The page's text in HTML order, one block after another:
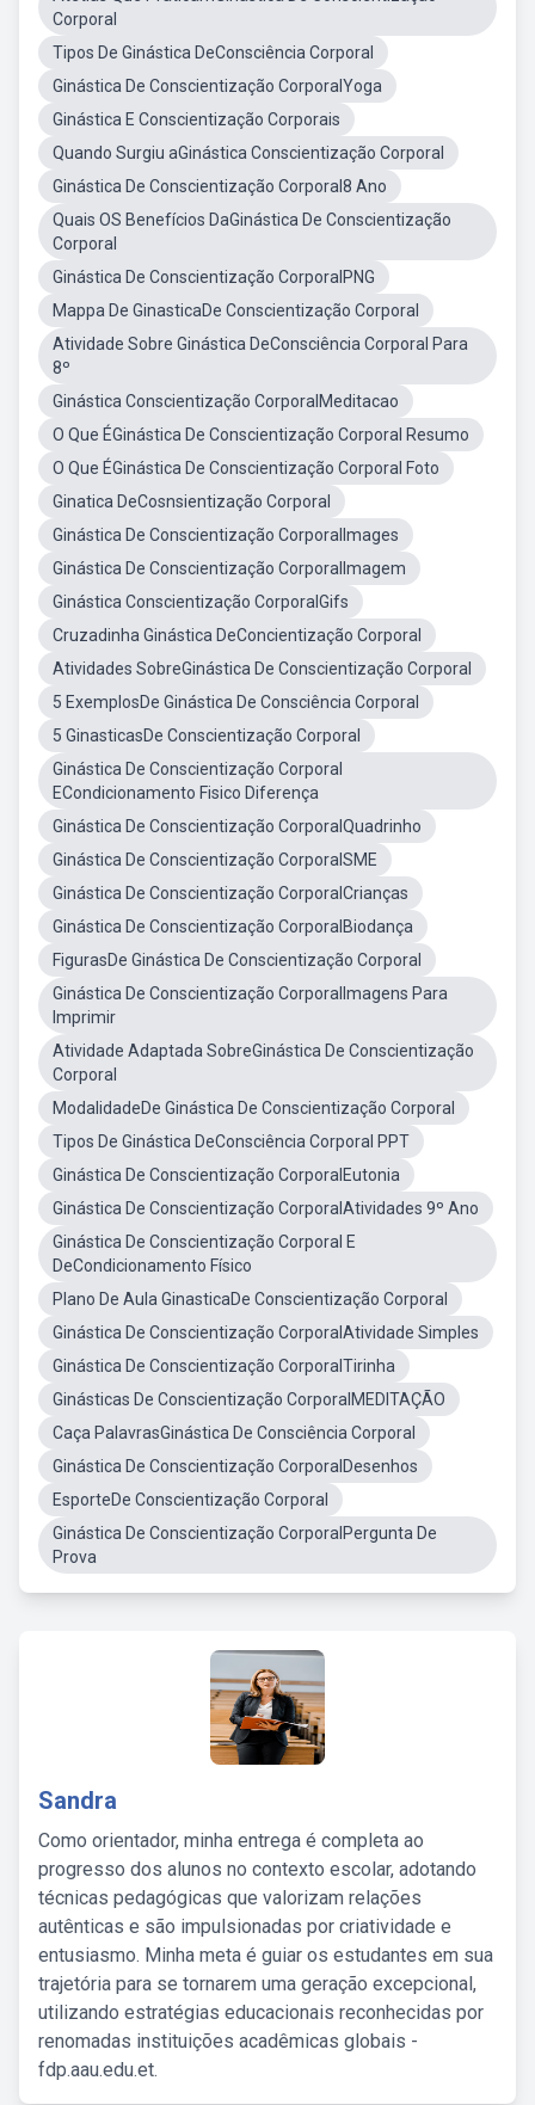
Corporal
Tipos De Ginástica DeConsciência Corporal
Ginástica De Conscientização CorporalYoga
Ginástica E Conscientização Corporais
Quando Surgiu aGinástica Conscientização Corporal
Ginástica De Conscientização Corporal8 Ano
Quais OS Benefícios DaGinástica De Conscientização
Corporal
Ginástica De Conscientização CorporalPNG
Mappa De GinasticaDe Conscientização Corporal
Atividade Sobre Ginástica DeConsciência Corporal Para
8º
Ginástica Conscientização CorporalMeditacao
O Que ÉGinástica De Conscientização Corporal Resumo
O Que ÉGinástica De Conscientização Corporal Foto
Ginatica DeCosnsientização Corporal
Ginástica De Conscientização CorporalImages
Ginástica De Conscientização CorporalImagem
Ginástica Conscientização CorporalGifs
Cruzadinha Ginástica DeConcientização Corporal
Atividades SobreGinástica De Conscientização Corporal
5 ExemplosDe Ginástica De Consciência Corporal
5 GinasticasDe Conscientização Corporal
Ginástica De Conscientização Corporal
ECondicionamento Fisico Diferença
Ginástica De Conscientização CorporalQuadrinho
Ginástica De Conscientização CorporalSME
Ginástica De Conscientização CorporalCrianças
Ginástica De Conscientização CorporalBiodança
FigurasDe Ginástica De Conscientização Corporal
Ginástica De Conscientização CorporalImagens Para
Imprimir
Atividade Adaptada SobreGinástica De Conscientização
Corporal
ModalidadeDe Ginástica De Conscientização Corporal
Tipos De Ginástica DeConsciência Corporal PPT
Ginástica De Conscientização CorporalEutonia
Ginástica De Conscientização CorporalAtividades 9º Ano
Ginástica De Conscientização Corporal E
DeCondicionamento Físico
Plano De Aula GinasticaDe Conscientização Corporal
Ginástica De Conscientização CorporalAtividade Simples
Ginástica De Conscientização CorporalTirinha
Ginásticas De Conscientização CorporalMEDITAÇÃO
Caça PalavrasGinástica De Consciência Corporal
Ginástica De Conscientização CorporalDesenhos
EsporteDe Conscientização Corporal
Ginástica De Conscientização CorporalPergunta De
Prova
Sandra
Como orientador, minha entrega é completa ao
progresso dos alunos no contexto escolar, adotando
técnicas pedagógicas que valorizam relações
autênticas e são impulsionadas por criatividade e
entusiasmo. Minha meta é guiar os estudantes em sua
trajetória para se tornarem uma geração excepcional,
utilizando estratégias educacionais reconhecidas por
renomadas instituições acadêmicas globais -
fdp.aau.edu.et.